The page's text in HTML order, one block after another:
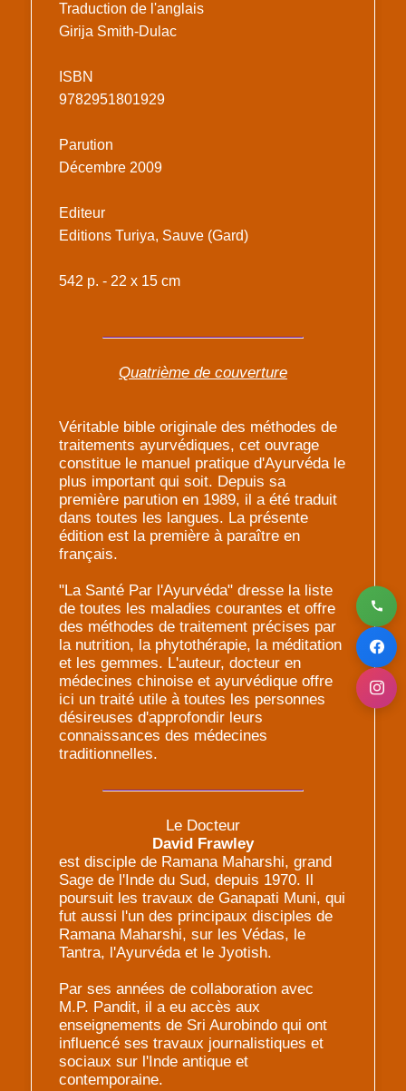
Traduction de l'anglais
Girija Smith-Dulac
ISBN
9782951801929
Parution
Décembre 2009
Editeur
Editions Turiya, Sauve (Gard)
542 p. - 22 x 15 cm
Quatrième de couverture
Véritable bible originale des méthodes de
traitements ayurvédiques, cet ouvrage
constitue le manuel pratique d'Ayurvéda le
plus important qui soit. Depuis sa
première parution en 1989, il a été traduit
dans toutes les langues. La présente
édition est la première à paraître en
français.
"La Santé Par l'Ayurvéda" dresse la liste
de toutes les maladies courantes et offre
des méthodes de traitement précises par
la nutrition, la phytothérapie, la méditation
et les gemmes. L'auteur, docteur en
médecines chinoise et ayurvédique offre
ici un traité utile à toutes les personnes
désireuses d'approfondir leurs
connaissances des médecines
traditionnelles.
Le Docteur
David Frawley
est disciple de Ramana Maharshi, grand
Sage de l'Inde du Sud, depuis 1970. Il
poursuit les travaux de Ganapati Muni, qui
fut aussi l'un des principaux disciples de
Ramana Maharshi, sur les Védas, le
Tantra, l'Ayurvéda et le Jyotish.
Par ses années de collaboration avec
M.P. Pandit, il a eu accès aux
enseignements de Sri Aurobindo qui ont
influencé ses travaux journalistiques et
sociaux sur l'Inde antique et
contemporaine.